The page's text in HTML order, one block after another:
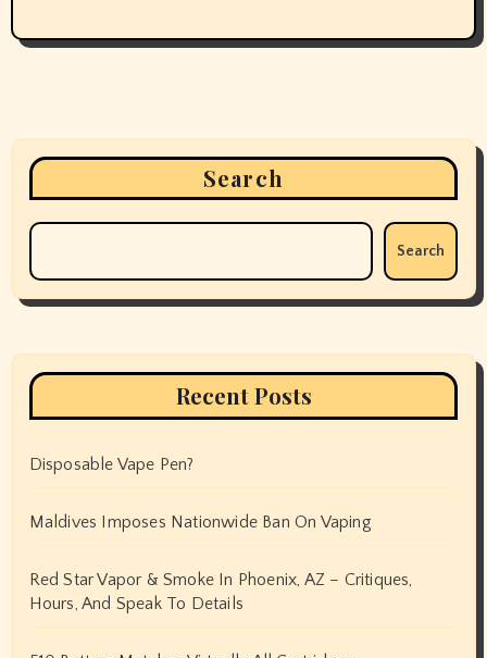
Search
Search
Recent Posts
Disposable Vape Pen?
Maldives Imposes Nationwide Ban On Vaping
Red Star Vapor & Smoke In Phoenix, AZ – Critiques,
Hours, And Speak To Details